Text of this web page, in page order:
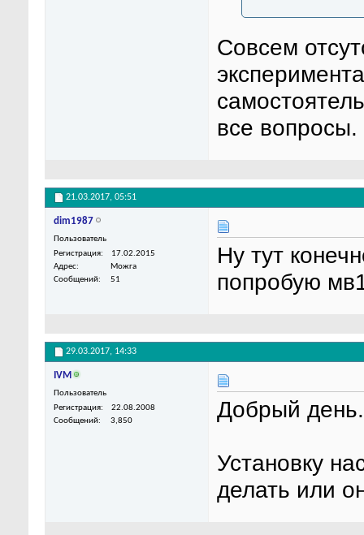
Совсем
все вопросы.
21.03.2017, 05:51
dim1987
Пользователь
Регистрация
17.02.2015
Адрес
Можга
Сообщений
51
Ну тут
попробую
29.03.2017, 14:33
IVM
Пользователь
Регистрация
22.08.2008
Сообщений
3,850 Добрый день.
Установку
делать или